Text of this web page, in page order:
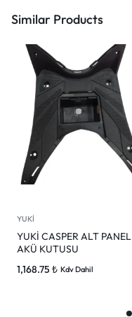
Similar Products
YUKİ
YUKİ CASPER ALT PANEL
AKÜ KUTUSU
1,168.75 ₺ Kdv Dahil